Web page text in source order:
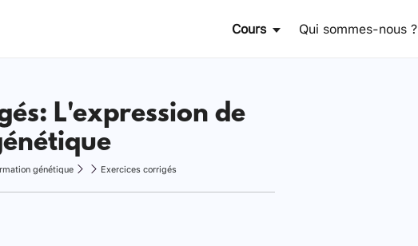
Cours Qui sommes-nous ?
L'expression de
génétique Exercices corrigés